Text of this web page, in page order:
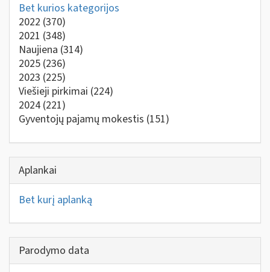
Bet kurios kategorijos
2022 (370)
2021 (348)
Naujiena (314)
2025 (236)
2023 (225)
Viešieji pirkimai (224)
2024 (221)
Gyventojų pajamų mokestis (151)
Aplankai
Bet kurį aplanką
Parodymo data